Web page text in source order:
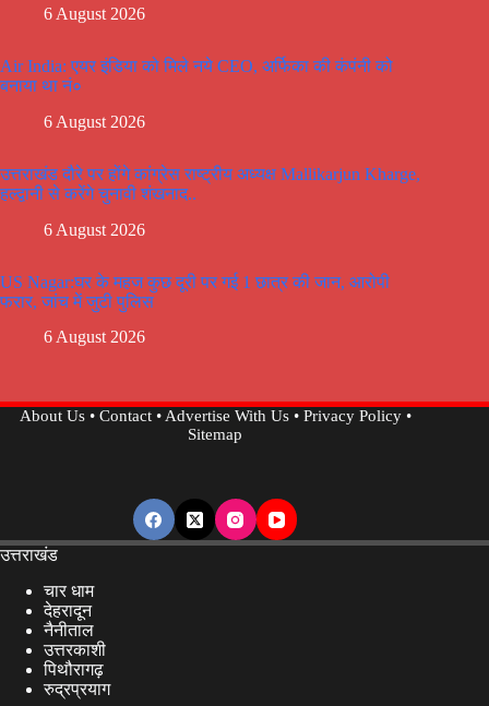
6 August 2026
Air India: एयर इंडिया को मिले नये CEO, अर्फिका की कंपंनी को
बनाया था नं०
6 August 2026
उत्तराखंड दौरे पर होंगे कांग्रेस राष्ट्रीय अध्यक्ष Mallikarjun Kharge,
हल्द्वानी से करेंगे चुनावी शंखनाद..
6 August 2026
US Nagar:घर के महज कुछ दूरी पर गई 1 छात्र की जान, आरोपी
फरार, जांच में जुटी पुलिस
6 August 2026
About Us• Contact•Advertise With Us• Privacy Policy•
Sitemap
उत्तराखंड
चार धाम
देहरादून
नैनीताल
उत्तरकाशी
पिथौरागढ़
रुद्रप्रयाग